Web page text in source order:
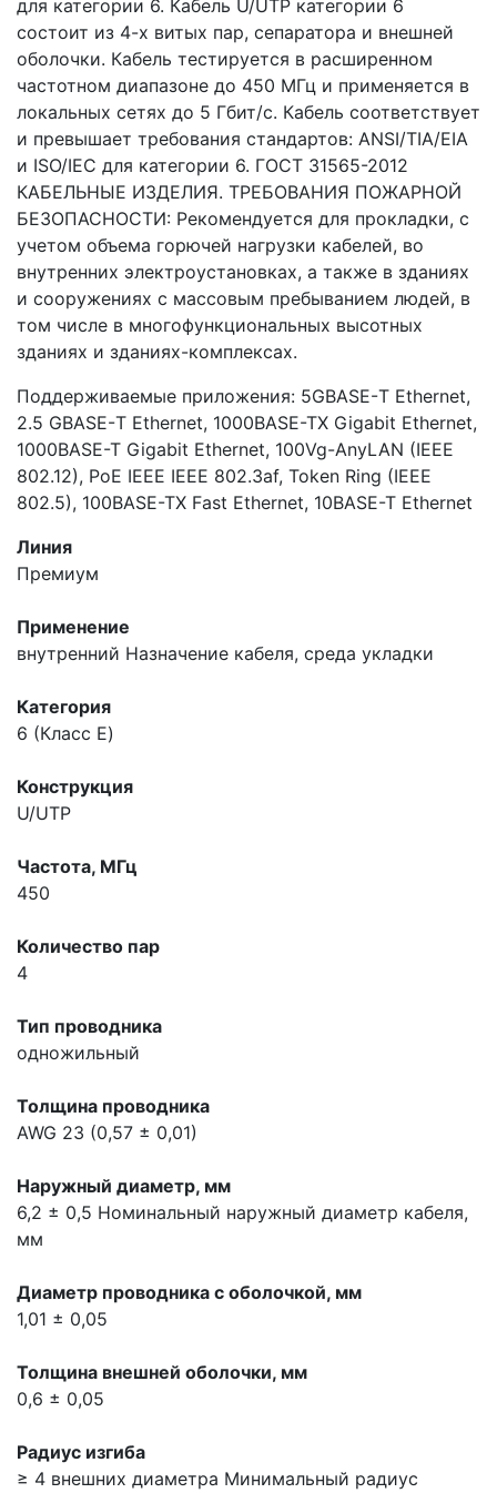
для категории 6. Кабель U/UTP категории 6
состоит из 4-х витых пар, сепаратора и внешней
оболочки. Кабель тестируется в расширенном
частотном диапазоне до 450 МГц и применяется в
локальных сетях до 5 Гбит/с. Кабель соответствует
и превышает требования стандартов: ANSI/TIA/EIA
и ISO/IEC для категории 6. ГОСТ 31565-2012
КАБЕЛЬНЫЕ ИЗДЕЛИЯ. ТРЕБОВАНИЯ ПОЖАРНОЙ
БЕЗОПАСНОСТИ: Рекомендуется для прокладки, с
учетом объема горючей нагрузки кабелей, во
внутренних электроустановках, а также в зданиях
и сооружениях с массовым пребыванием людей, в
том числе в многофункциональных высотных
зданиях и зданиях-комплексах.
Поддерживаемые приложения: 5GBASE-Т Ethernet,
2.5 GBASE-Т Ethernet, 1000BASE-TX Gigabit Ethernet,
1000BASE-T Gigabit Ethernet, 100Vg-AnyLAN (IEEE
802.12), PoE IEEE IEEE 802.3af, Token Ring (IEEE
802.5), 100BASE-TX Fast Ethernet, 10BASE-T Ethernet
Линия
Премиум
Применение
внутренний Назначение кабеля, среда укладки
Категория
6 (Класс E)
Конструкция
U/UTP
Частота, МГц
450
Количество пар
4
Тип проводника
одножильный
Толщина проводника
AWG 23 (0,57 ± 0,01)
Наружный диаметр, мм
6,2 ± 0,5 Номинальный наружный диаметр кабеля,
мм
Диаметр проводника с оболочкой, мм
1,01 ± 0,05
Толщина внешней оболочки, мм
0,6 ± 0,05
Радиус изгиба
≥ 4 внешних диаметра Минимальный радиус